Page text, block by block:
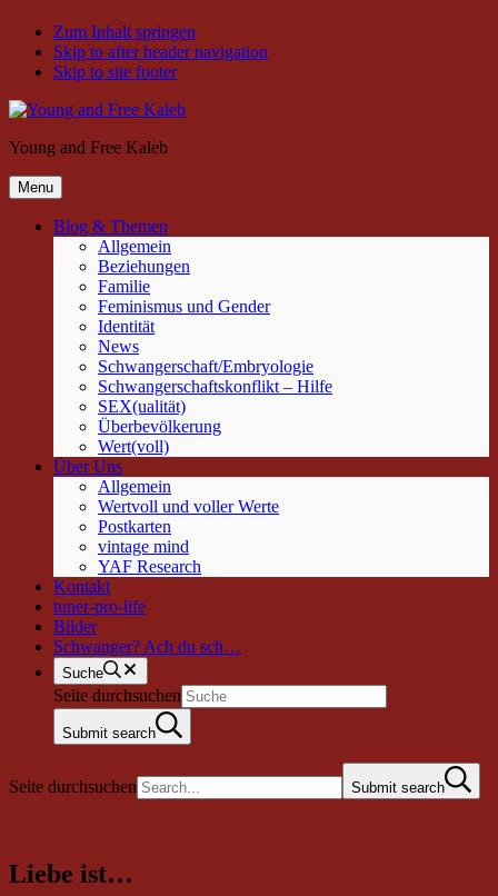
Zum Inhalt springen
Skip to after header navigation
Skip to site footer
Young and Free Kaleb
Menu
Blog & Themen
Allgemein
Beziehungen
Familie
Feminismus und Gender
Identität
News
Schwangerschaft/Embryologie
Schwangerschaftskonflikt – Hilfe
SEX(ualität)
Überbevölkerung
Wert(voll)
Über Uns
Allgemein
Wertvoll und voller Werte
Postkarten
vintage mind
YAF Research
Kontakt
tuner-pro-life
Bilder
Schwanger? Ach du sch…
Suche
Seite durchsuchen
Submit search
Seite durchsuchen Submit search
Liebe ist…